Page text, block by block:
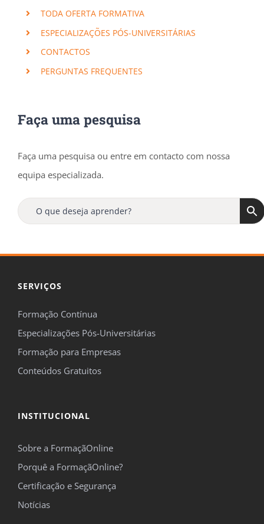
TODA OFERTA FORMATIVA
ESPECIALIZAÇÕES PÓS-UNIVERSITÁRIAS
CONTACTOS
PERGUNTAS FREQUENTES
Faça uma pesquisa
Faça uma pesquisa ou entre em contacto com nossa
equipa especializada.
SERVIÇOS
Formação Contínua
Especializações Pós-Universitárias
Formação para Empresas
Conteúdos Gratuitos
INSTITUCIONAL
Sobre a FormaçãOnline
Porquê a FormaçãOnline?
Certificação e Segurança
Notícias